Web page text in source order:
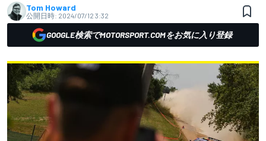
Tom Howard
公開日時: 2024/07/12 3:32
GOOGLE検索でMOTORSPORT.COMをお気に入り登録